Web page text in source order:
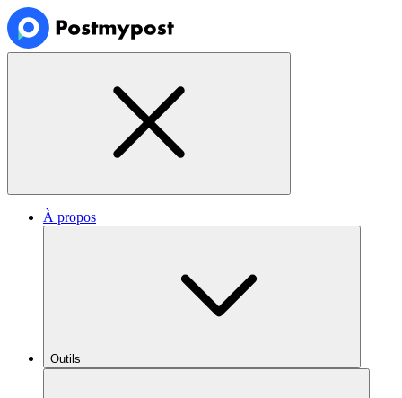
À propos
Outils